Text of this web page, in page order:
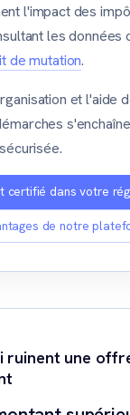
l'impact des
les
de mutation.
et l'aide
certifié dans votre
de notre
ruinent une